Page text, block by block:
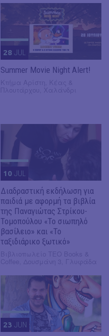
28 JUL
Summer Movie Night Alert!
10 JUL
Διαδραστική εκδήλωση για
παιδιά με αφορμή τα βιβλία
της Παναγιώτας Στρίκου-
Τομοπούλου «Το σιωπηλό
βασίλειο» και «Το
ταξιδιάρικο ξωτικό»
23 JUN